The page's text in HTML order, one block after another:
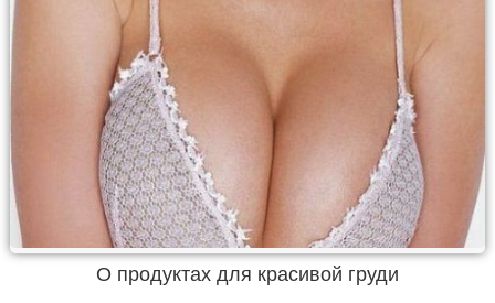
О продуктах для красивой груди